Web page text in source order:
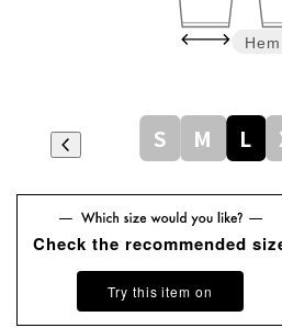
S M L
Check the recommended
Try this item on